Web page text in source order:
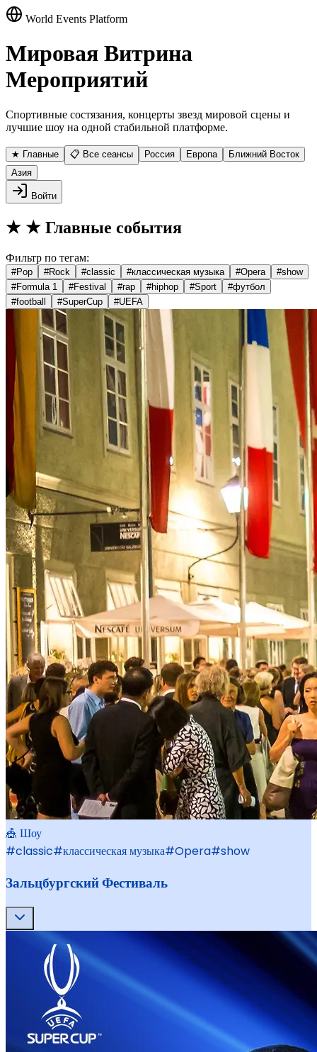
World Events Platform
Мировая Витрина
Мероприятий
Спортивные состязания, концерты звезд мировой сцены и
лучшие шоу на одной стабильной платформе.
★ Главные 📋 Все сеансы Россия Европа
Ближний Восток
Азия
Войти
★ ★ Главные события
Фильтр по тегам:
#Pop #Rock #classic #классическая музыка #Opera #show
#Formula 1 #Festival #rap #hiphop #Sport #футбол
#football #SuperCup #UEFA
🎪 Шоу
#classic#классическая музыка#Opera#show
Зальцбургский Фестиваль